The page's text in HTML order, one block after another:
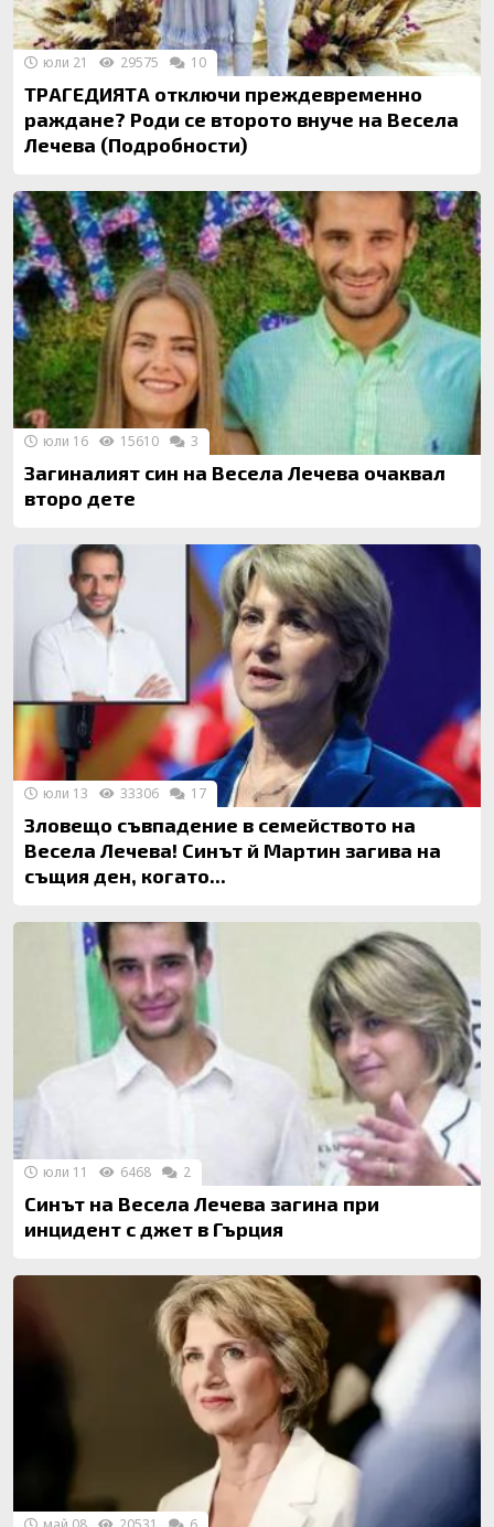
ТРАГЕДИЯТА отключи преждевременно
раждане? Роди се второто внуче на Весела
Лечева (Подробности)
юли 21 29575 10
Загиналият син на Весела Лечева очаквал
второ дете
юли 16 15610 3
Зловещо съвпадение в семейството на
Весела Лечева! Синът й Мартин загива на
същия ден, когато...
юли 13 33306 17
Синът на Весела Лечева загина при
инцидент с джет в Гърция
юли 11 6468 2